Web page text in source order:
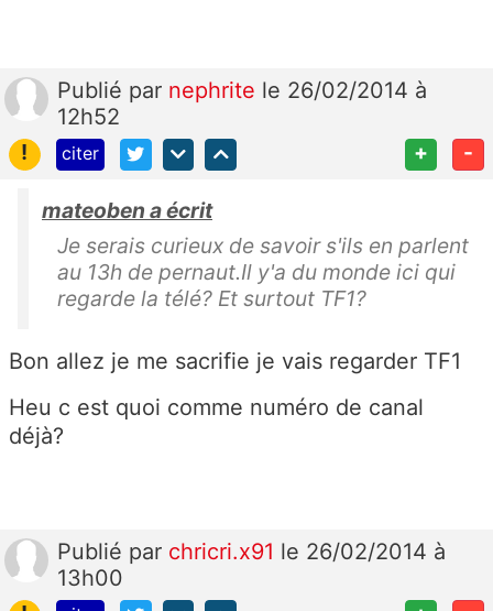
Publié par nephrite le 26/02/2014 à
12h52
!
citer + -
mateoben a écrit
Je serais curieux de savoir s'ils en parlent
au 13h de pernaut.Il y'a du monde ici qui
regarde la télé? Et surtout TF1?
Bon allez je me sacrifie je vais regarder TF1
Heu c est quoi comme numéro de canal
déjà?
Publié par chricri.x91 le 26/02/2014 à
13h00